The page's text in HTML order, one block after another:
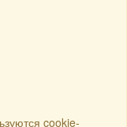
cookie-